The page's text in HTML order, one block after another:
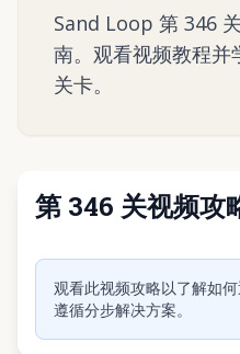
Sand Loop 第 346
南。观看视频教程并
关卡。
第 346 关视频攻
点击
观看此视频攻略以了解如
遵循分步解决方案。